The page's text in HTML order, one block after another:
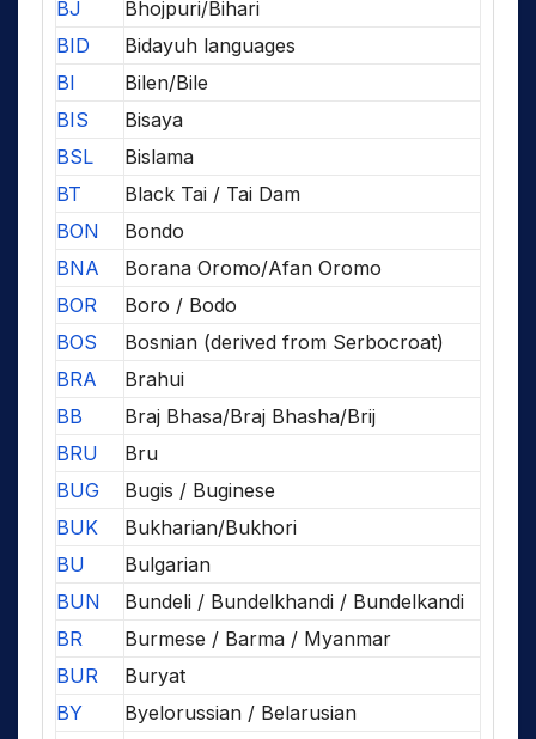
BJ
Bhojpuri/Bihari
BID
Bidayuh languages
BI
Bilen/Bile
BIS
Bisaya
BSL
Bislama
BT
Black Tai / Tai Dam
BON
Bondo
BNA
Borana Oromo/Afan Oromo
BOR
Boro / Bodo
BOS
Bosnian (derived from Serbocroat)
BRA
Brahui
BB
Braj Bhasa/Braj Bhasha/Brij
BRU
Bru
BUG
Bugis / Buginese
BUK
Bukharian/Bukhori
BU
Bulgarian
BUN
Bundeli / Bundelkhandi / Bundelkandi
BR
Burmese / Barma / Myanmar
BUR
Buryat
BY
Byelorussian / Belarusian